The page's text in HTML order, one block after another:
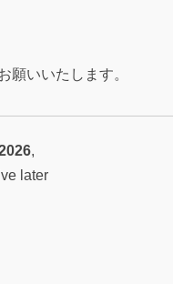
願いいたします。
,
later